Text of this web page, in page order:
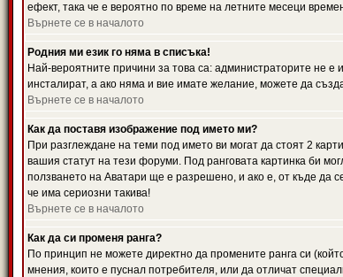
ефект, така че е вероятно по време на летните месеци
Върнете се в началото
Родния ми език го няма в списъка!
Най-вероятните причини за това са: администраторите не
инсталират, а ако няма и вие имате желание, можете да
Върнете се в началото
Как да поставя изображение под името ми?
При разглеждане на теми под името ви могат да стоят 2
вашия статут на тези форуми. Под ранговата картинка би
ползването на Аватари ще е разрешено, и ако е, от къде да
че има сериозни такива!
Върнете се в началото
Как да си променя ранга?
По принцип не можете директно да промените ранга си
мнения, които е пуснал потребителя, или да отличат